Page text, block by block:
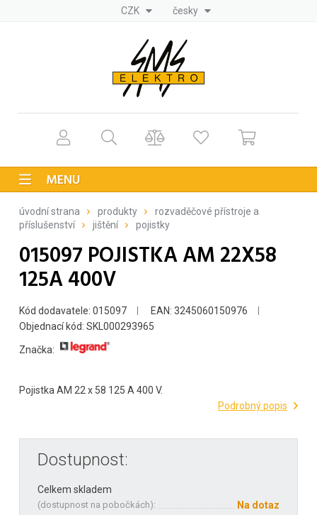
CZK česky
MENU
úvodní strana produkty
rozvaděčové přístroje a
příslušenství
jištění pojistky
015097 POJISTKA AM 22X58
125A 400V
Kód dodavatele: 015097
EAN: 3245060150976
Objednací kód: SKL000293965
Značka:
Pojistka AM 22 x 58 125 A 400 V.
Podrobný popis
Dostupnost:
Celkem skladem
(dostupnost na pobočkách):
Na dotaz